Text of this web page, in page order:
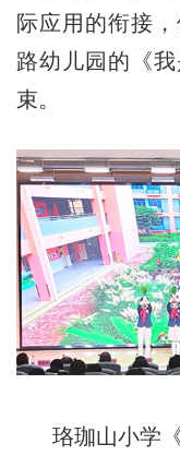
际应用的衔接
路幼儿园的《
束。
珞珈山小学